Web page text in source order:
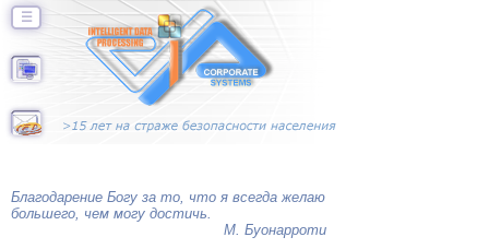
☰
Благодарение Богу за то, что я всегда желаю
большего, чем могу достичь.
М. Буонарроти